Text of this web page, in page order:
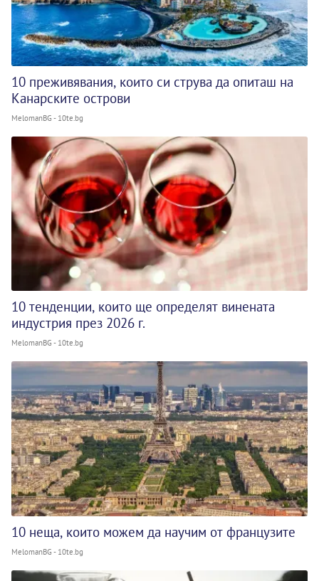
10 преживявания, които си струва да опиташ на
Канарските острови
MelomanBG - 10te.bg
10 тенденции, които ще определят винената
индустрия през 2026 г.
MelomanBG - 10te.bg
10 неща, които можем да научим от французите
MelomanBG - 10te.bg